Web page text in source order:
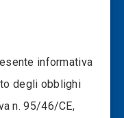
informativa
degli obblighi
n. 95/46/CE,